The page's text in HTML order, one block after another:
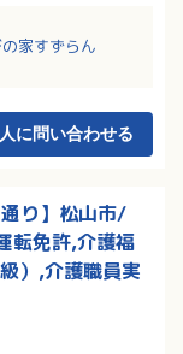
離して効率化を
家すずらん
に問い合わせる
り】松山市/
転免許,介護福
）,介護職員実